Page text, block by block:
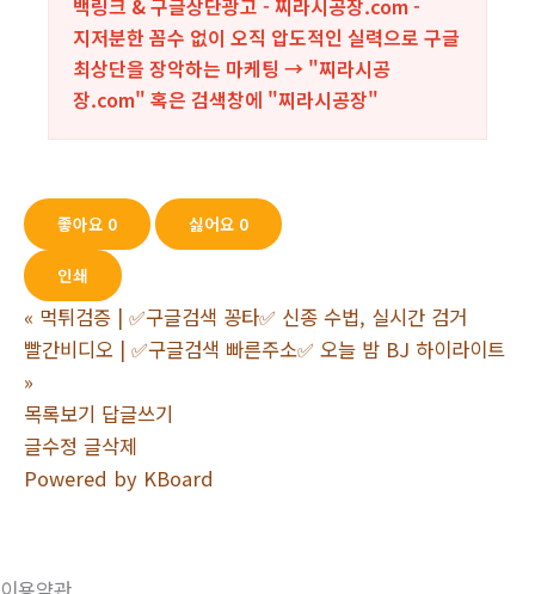
백링크 & 구글상단광고 - 찌라시공장.com -
지저분한 꼼수 없이 오직 압도적인 실력으로 구글
최상단을 장악하는 마케팅 → "찌라시공
장.com" 혹은 검색창에 "찌라시공장"
좋아요 0 싫어요 0
인쇄
« 먹튀검증 | ✅구글검색 꽁타✅ 신종 수법, 실시간 검거
빨간비디오 | ✅구글검색 빠른주소✅ 오늘 밤 BJ 하이라이트
»
목록보기 답글쓰기
글수정 글삭제
Powered by KBoard